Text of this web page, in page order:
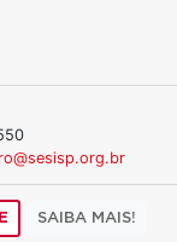
SAIBA MAIS!